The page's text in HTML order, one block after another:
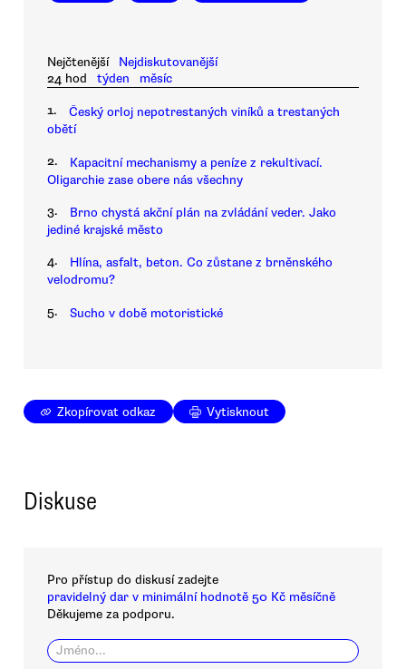
Nejčtenější
Nejdiskutovanější
24 hod
týden měsíc
1.
Český orloj nepotrestaných viníků a trestaných
obětí
2.
Kapacitní mechanismy a peníze z rekultivací.
Oligarchie zase obere nás všechny
3.
Brno chystá akční plán na zvládání veder. Jako
jediné krajské město
4.
Hlína, asfalt, beton. Co zůstane z brněnského
velodromu?
5. Sucho v době motoristické
Zkopírovat odkaz Vytisknout
Diskuse
Pro přístup do diskusí zadejte
pravidelný dar v minimální hodnotě 50 Kč měsíčně
Děkujeme za podporu.